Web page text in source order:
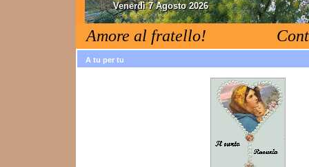
Venerdì 7 Agosto 2026
Amore al fratello!
A tu per tu